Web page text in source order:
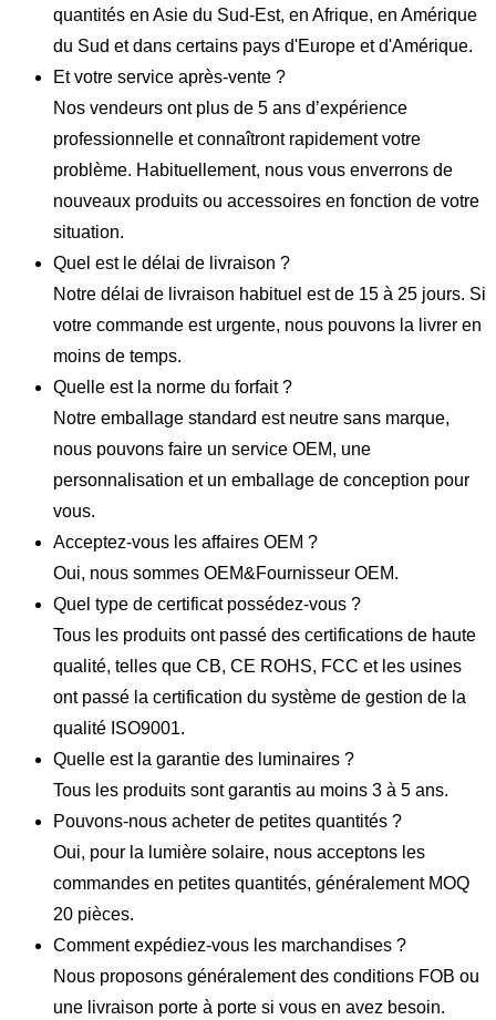
quantités en Asie du Sud-Est, en Afrique, en Amérique
du Sud et dans certains pays d'Europe et d'Amérique.
Et votre service après-vente ?
Nos vendeurs ont plus de 5 ans d’expérience
professionnelle et connaîtront rapidement votre
problème. Habituellement, nous vous enverrons de
nouveaux produits ou accessoires en fonction de votre
situation.
Quel est le délai de livraison ?
Notre délai de livraison habituel est de 15 à 25 jours. Si
votre commande est urgente, nous pouvons la livrer en
moins de temps.
Quelle est la norme du forfait ?
Notre emballage standard est neutre sans marque,
nous pouvons faire un service OEM, une
personnalisation et un emballage de conception pour
vous.
Acceptez-vous les affaires OEM ?
Oui, nous sommes OEM&Fournisseur OEM.
Quel type de certificat possédez-vous ?
Tous les produits ont passé des certifications de haute
qualité, telles que CB, CE ROHS, FCC et les usines
ont passé la certification du système de gestion de la
qualité ISO9001.
Quelle est la garantie des luminaires ?
Tous les produits sont garantis au moins 3 à 5 ans.
Pouvons-nous acheter de petites quantités ?
Oui, pour la lumière solaire, nous acceptons les
commandes en petites quantités, généralement MOQ
20 pièces.
Comment expédiez-vous les marchandises ?
Nous proposons généralement des conditions FOB ou
une livraison porte à porte si vous en avez besoin.